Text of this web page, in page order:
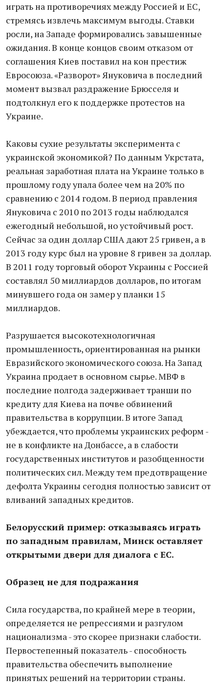
играть на противоречиях между Россией и ЕС,
стремясь извлечь максимум выгоды. Ставки
росли, на Западе формировались завышенные
ожидания. В конце концов своим отказом от
соглашения Киев поставил на кон престиж
Евросоюза. «Разворот» Януковича в последний
момент вызвал раздражение Брюсселя и
подтолкнул его к поддержке протестов на
Украине.
Каковы сухие результаты эксперимента с
украинской экономикой? По данным Укрстата,
реальная заработная плата на Украине только в
прошлому году упала более чем на 20% по
сравнению с 2014 годом. В период правления
Януковича с 2010 по 2013 годы наблюдался
ежегодный небольшой, но устойчивый рост.
Сейчас за один доллар США дают 25 гривен, а в
2013 году курс был на уровне 8 гривен за доллар.
В 2011 году торговый оборот Украины с Россией
составлял 50 миллиардов долларов, по итогам
минувшего года он замер у планки 15
миллиардов.
Разрушается высокотехнологичная
промышленность, ориентированная на рынки
Евразийского экономического союза. На Запад
Украина продает в основном сырье. МВФ в
последние полгода задерживает транши по
кредиту для Киева на почве обвинений
правительства в коррупции. В итоге Запад
убеждается, что проблемы украинских реформ -
не в конфликте на Донбассе, а в слабости
государственных институтов и разобщенности
политических сил. Между тем предотвращение
дефолта Украины сегодня полностью зависит от
вливаний западных кредитов.
Белорусский пример: отказываясь играть
по западным правилам, Минск оставляет
открытыми двери для диалога с ЕС.
Образец не для подражания
Сила государства, по крайней мере в теории,
определяется не репрессиями и разгулом
национализма - это скорее признаки слабости.
Первостепенный показатель - способность
правительства обеспечить выполнение
принятых решений на территории страны.